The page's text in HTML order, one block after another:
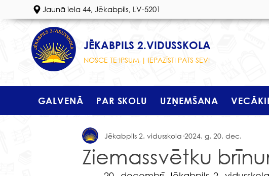
Jaunā iela 44, Jēkabpils, LV-5201
JĒKABPILS 2.VIDUSSKOLA
NOSCE TE IPSUM | IEPAZĪSTI PATS SEVI
GALVENĀ PAR SKOLU UZŅEMŠANA
Ziemassvētku
Jēkabpils 2. vidusskola 2024. g. 20. dec.